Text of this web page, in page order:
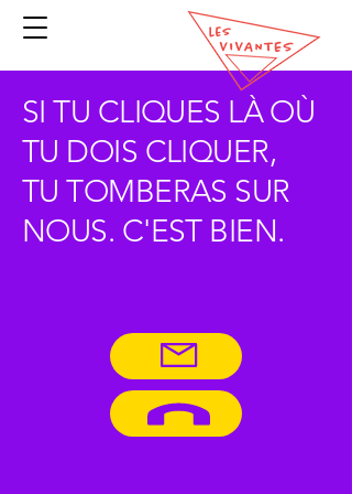
SI TU CLIQUES LÀ OÙ
TU DOIS CLIQUER,
TU TOMBERAS SUR
NOUS. C'EST BIEN.